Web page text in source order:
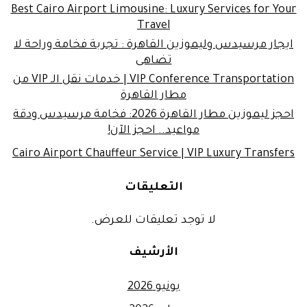
Best Cairo Airport Limousine: Luxury Services for Your
Travel
ايجار مرسيدس وليموزين القاهرة : تجربة فخامة وراحة لا
تضاهى
VIP Conference Transportation | خدمات نقل الـ VIP من
مطار القاهرة
احجز ليموزين مطار القاهرة 2026: فخامة مرسيدس ودقة
مواعيد.. احجز الآن!
Cairo Airport Chauffeur Service | VIP Luxury Transfers
التعليقات
لا توجد تعليقات للعرض.
الأرشيف
يونيو 2026